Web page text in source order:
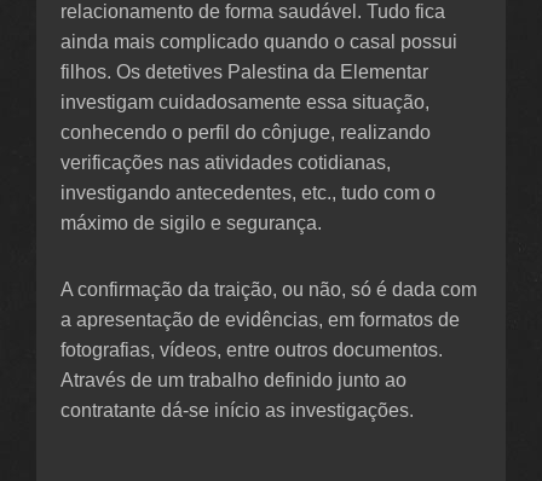
relacionamento de forma saudável. Tudo fica
ainda mais complicado quando o casal possui
filhos. Os detetives Palestina da Elementar
investigam cuidadosamente essa situação,
conhecendo o perfil do cônjuge, realizando
verificações nas atividades cotidianas,
investigando antecedentes, etc., tudo com o
máximo de sigilo e segurança.
A confirmação da traição, ou não, só é dada com
a apresentação de evidências, em formatos de
fotografias, vídeos, entre outros documentos.
Através de um trabalho definido junto ao
contratante dá-se início as investigações.